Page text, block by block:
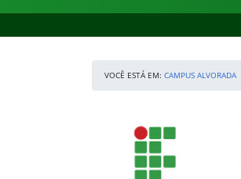
VOCÊ ESTÁ EM: CAMPUS ALVORADA
Início da navegação